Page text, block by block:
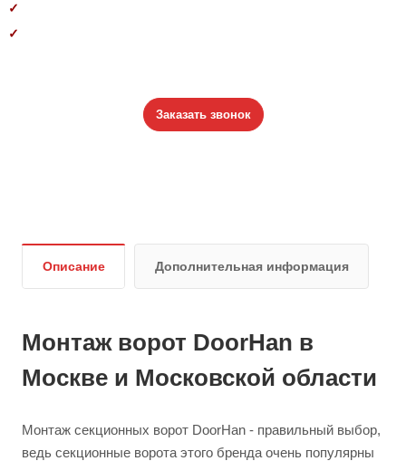
✓
✓
Заказать звонок
Описание Дополнительная информация
Монтаж ворот DoorHan в
Москве и Московской области
Монтаж секционных ворот DoorHan - правильный выбор,
ведь секционные ворота этого бренда очень популярны